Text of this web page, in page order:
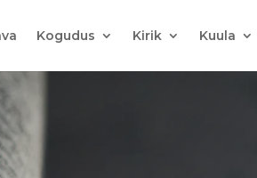
Kogudus Kirik Kuula